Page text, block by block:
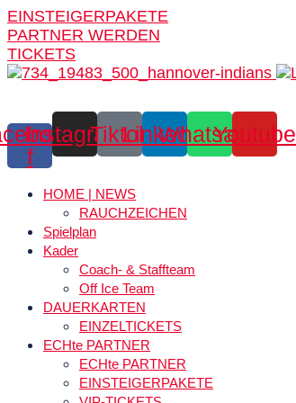
EINSTEIGERPAKETE
PARTNER WERDEN
TICKETS
f
Instagram
TiktokLinkedin
Whatsapp
Youtube
HOME | NEWS
RAUCHZEICHEN
Spielplan
Kader
Coach- & Staffteam
Off Ice Team
DAUERKARTEN
EINZELTICKETS
ECHte PARTNER
ECHte PARTNER
EINSTEIGERPAKETE